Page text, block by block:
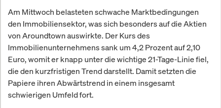
Am Mittwoch belasteten schwache Marktbedingungen
den Immobiliensektor, was sich besonders auf die Aktien
von Aroundtown auswirkte. Der Kurs des
Immobilienunternehmens sank um 4,2 Prozent auf 2,10
Euro, womit er knapp unter die wichtige 21-Tage-Linie fiel,
die den kurzfristigen Trend darstellt. Damit setzten die
Papiere ihren Abwärtstrend in einem insgesamt
schwierigen Umfeld fort.